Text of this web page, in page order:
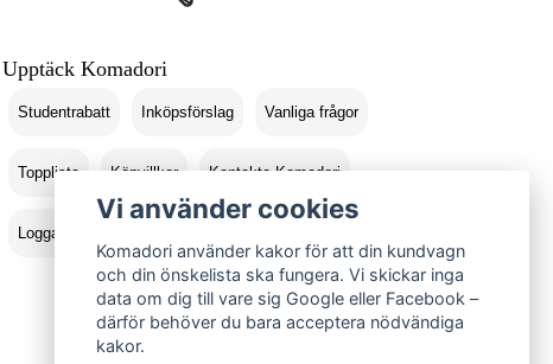
Upptäck Komadori
Studentrabatt Inköpsförslag Vanliga frågor
Topplista Köpvillkor Kontakta Komadori
Logga in
Vi använder cookies
Komadori använder kakor för att din kundvagn
och din önskelista ska fungera. Vi skickar inga
data om dig till vare sig Google eller Facebook –
därför behöver du bara acceptera nödvändiga
kakor.